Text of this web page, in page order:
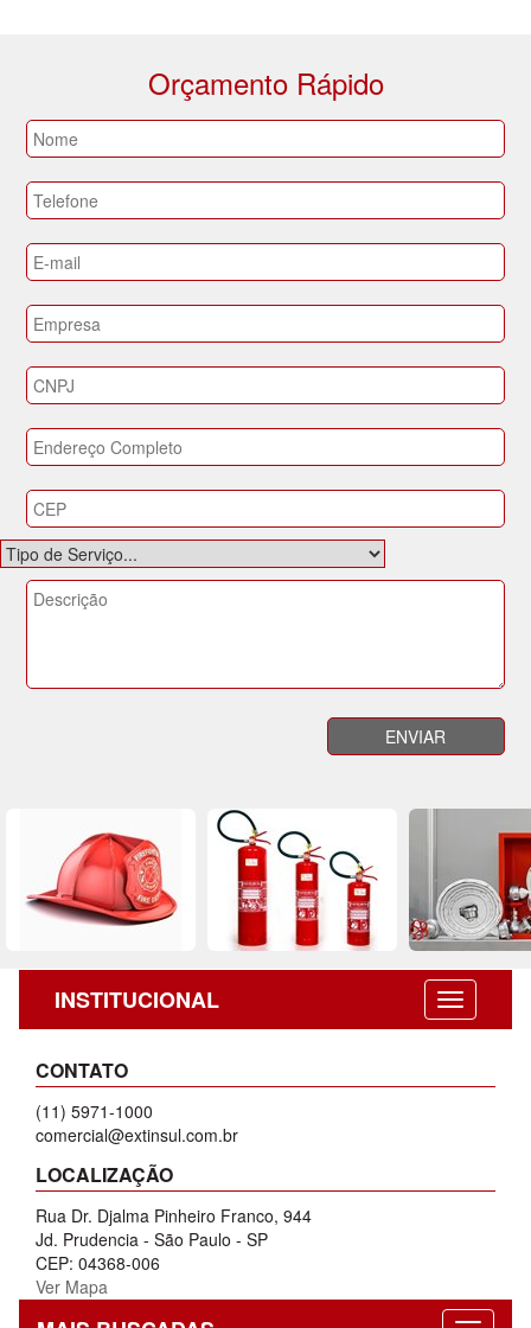
Orçamento Rápido
INSTITUCIONAL
CONTATO
(11) 5971-1000
comercial@extinsul.com.br
LOCALIZAÇÃO
Rua Dr. Djalma Pinheiro Franco, 944
Jd. Prudencia - São Paulo - SP
CEP: 04368-006
Ver Mapa